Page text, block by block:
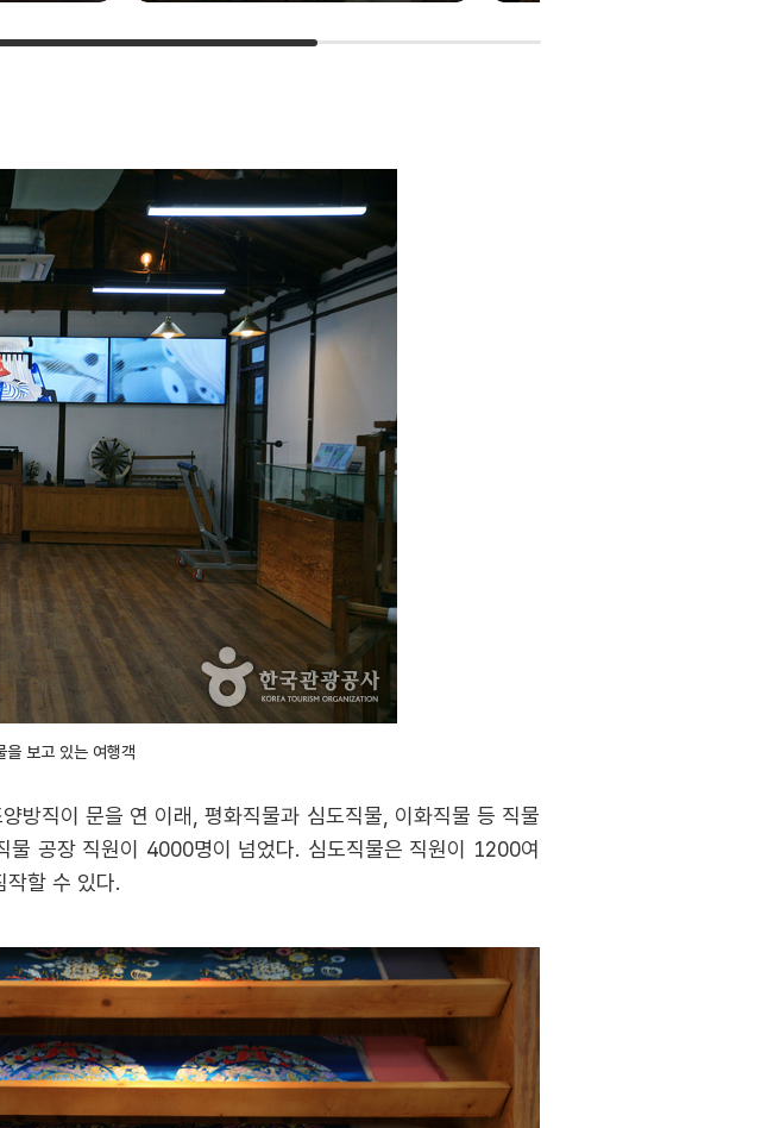
을 보고 있는 여행객
방직이 문을 연 이래, 평화직물과 심도직물, 이화직물 등 직물
공장 직원이 4000명이 넘었다. 심도직물은 직원이 1200여
작할 수 있다.